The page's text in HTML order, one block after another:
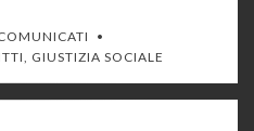
, GIUSTIZIA SOCIALE